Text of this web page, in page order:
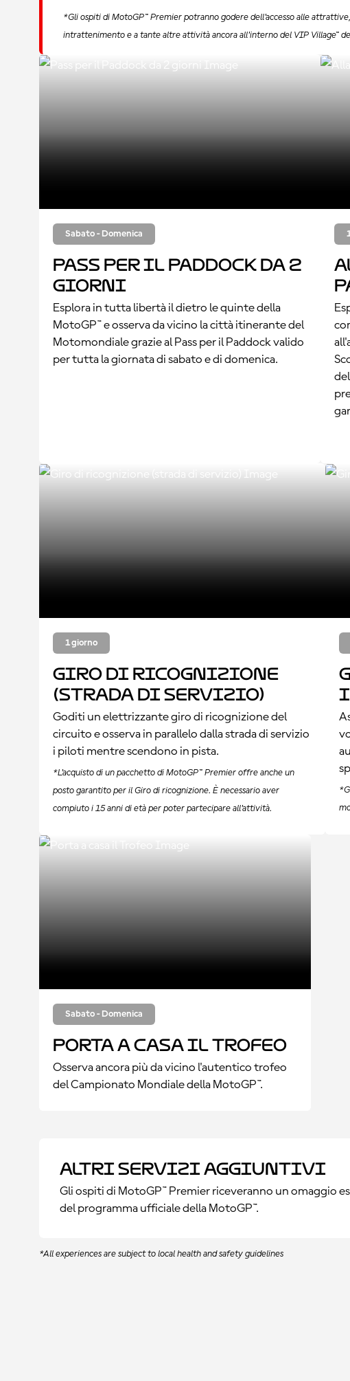
*Gli ospiti di MotoGP™ Premier potranno godere dell'accesso alle
intrattenimento e a tante altre attività ancora all'interno del VIP Village™
Sabato - Domenica
Pass per il Paddock da 2
giorni
Esplora in tutta libertà il dietro le quinte della
MotoGP™ e osserva da vicino la città itinerante del
Motomondiale grazie al Pass per il Paddock valido
per tutta la giornata di sabato e di domenica.
1 giorno
Giro di ricognizione
(strada di servizio)
Goditi un elettrizzante giro di ricognizione del
circuito e osserva in parallelo dalla strada di servizio
i piloti mentre scendono in pista.
*L'acquisto di un pacchetto di MotoGP™ Premier offre anche un
posto garantito per il Giro di ricognizione. È necessario aver
compiuto i 15 anni di età per poter partecipare all'attività.
Sabato - Domenica
Porta a casa il Trofeo
Osserva ancora più da vicino l'autentico trofeo
del Campionato Mondiale della MotoGP™.
Altri servizi aggiuntivi
Gli ospiti di MotoGP™ Premier riceveranno un omaggio
del programma ufficiale della MotoGP™.
*All experiences are subject to local health and safety guidelines